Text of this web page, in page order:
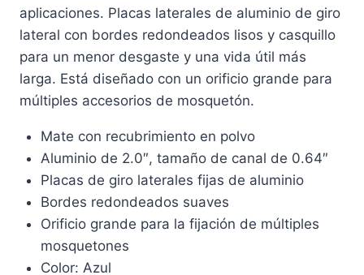
aplicaciones. Placas laterales de aluminio de giro
lateral con bordes redondeados lisos y casquillo
para un menor desgaste y una vida útil más
larga. Está diseñado con un orificio grande para
múltiples accesorios de mosquetón.
Mate con recubrimiento en polvo
Aluminio de 2.0″, tamaño de canal de 0.64″
Placas de giro laterales fijas de aluminio
Bordes redondeados suaves
Orificio grande para la fijación de múltiples
mosquetones
Color: Azul